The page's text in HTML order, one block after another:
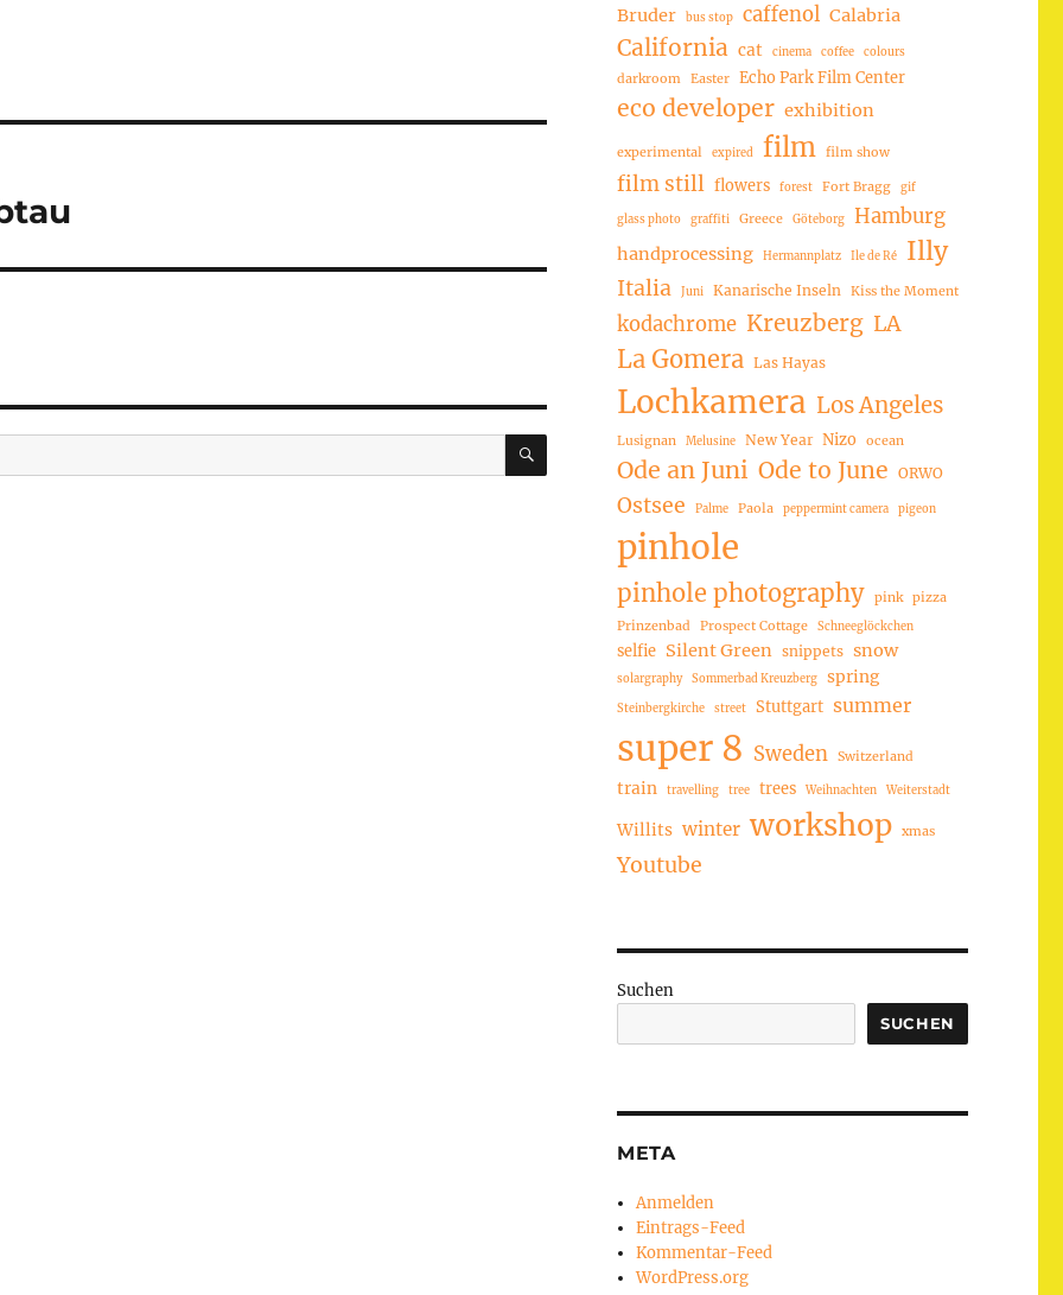
SUCHEN
Bruder bus stop caffenol Calabria
California cat cinema coffee colours
darkroom Easter Echo Park Film Center
eco developer exhibition
experimental expired film film show
film still flowers forest Fort Bragg gif
glass photo graffiti Greece Göteborg Hamburg
handprocessing Hermannplatz Ile de Ré Illy
Italia Juni Kanarische Inseln Kiss the Moment
kodachrome Kreuzberg LA
La Gomera Las Hayas
Lochkamera Los Angeles
Lusignan Melusine New Year Nizo ocean
Ode an Juni Ode to June ORWO
Ostsee Palme Paola peppermint camera pigeon
pinhole
pinhole photography pink pizza
Prinzenbad
Prospect Cottage Schneeglöckchen
selfie Silent Green snippets snow
solargraphy Sommerbad Kreuzberg spring
Steinbergkirche street Stuttgart summer
super 8 Sweden Switzerland
train travelling tree trees Weihnachten Weiterstadt
Willits winter workshop xmas
Youtube
Suchen
SUCHEN
META
Anmelden
Eintrags-Feed
Kommentar-Feed
WordPress.org